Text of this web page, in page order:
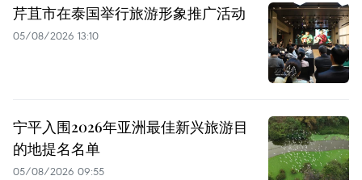
芹苴市在泰国举行旅游形象推广活动
05/08/2026 13:10
宁平入围2026年亚洲最佳新兴旅游目
的地提名名单
05/08/2026 09:55